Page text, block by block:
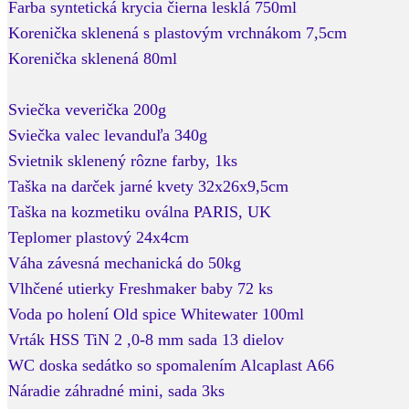
Farba syntetická krycia čierna lesklá 750ml
Korenička sklenená s plastovým vrchnákom 7,5cm
Korenička sklenená 80ml
Sviečka veverička 200g
Sviečka valec levanduľa 340g
Svietnik sklenený rôzne farby, 1ks
Taška na darček jarné kvety 32x26x9,5cm
Taška na kozmetiku oválna PARIS, UK
Teplomer plastový 24x4cm
Váha závesná mechanická do 50kg
Vlhčené utierky Freshmaker baby 72 ks
Voda po holení Old spice Whitewater 100ml
Vrták HSS TiN 2 ,0-8 mm sada 13 dielov
WC doska sedátko so spomalením Alcaplast A66
Náradie záhradné mini, sada 3ks